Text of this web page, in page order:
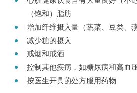
（饱和）脂肪
增加纤维摄入量（蔬菜、豆类、燕
减少糖的摄入
戒烟和戒酒
控制其他疾病，如糖尿病和高血
按医生开具的处方服用药物